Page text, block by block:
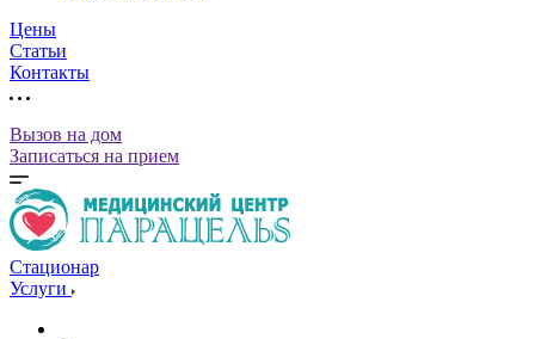
Цены
Статьи
Контакты
Вызов на дом
Записаться на прием
Стационар
Услуги